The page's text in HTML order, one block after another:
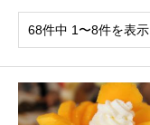
68件中 1〜8件を表示